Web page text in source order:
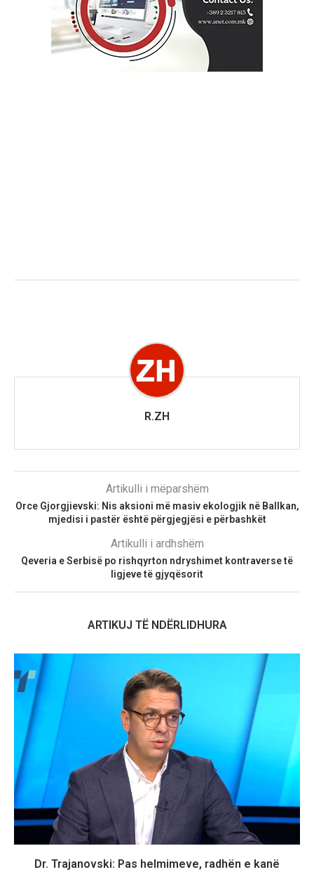
R.ZH
Artikulli i mëparshëm
Orce Gjorgjievski: Nis aksioni më masiv ekologjik në Ballkan,
mjedisi i pastër është përgjegjësi e përbashkët
Artikulli i ardhshëm
Qeveria e Serbisë po rishqyrton ndryshimet kontraverse të
ligjeve të gjyqësorit
ARTIKUJ TË NDËRLIDHURA
Dr. Trajanovski: Pas helmimeve, radhën e kanë